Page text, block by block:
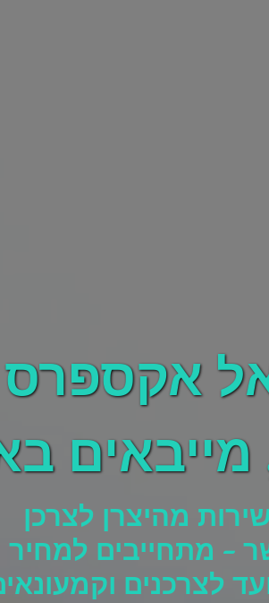
אקספרס
מהיצרן לצרכן
- מתחייבים למחיר
לצרכנים